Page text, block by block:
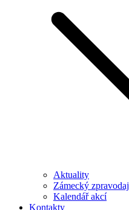
Aktuality
Zámecký zpravodaj
Kalendář akcí
Kontakty